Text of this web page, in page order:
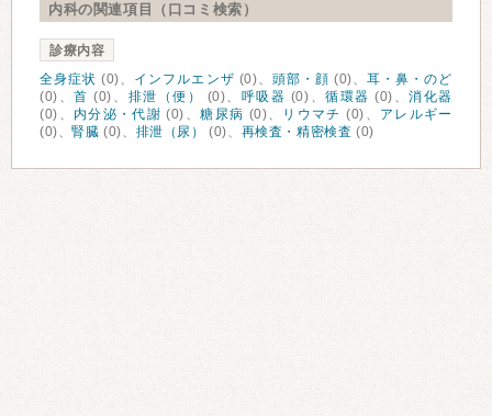
内科の関連項目（口コミ検索）
診療内容
全身症状 (0)、 インフルエンザ (0)、 頭部・顔 (0)、耳・鼻・のど
(0)、首 (0)、 排泄（便） (0)、 呼吸器 (0)、循環器 (0)、消化器
(0)、 内分泌・代謝 (0)、糖尿病 (0)、 リウマチ (0)、 アレルギー
(0)、腎臓 (0)、 排泄（尿） (0)、 再検査・精密検査 (0)